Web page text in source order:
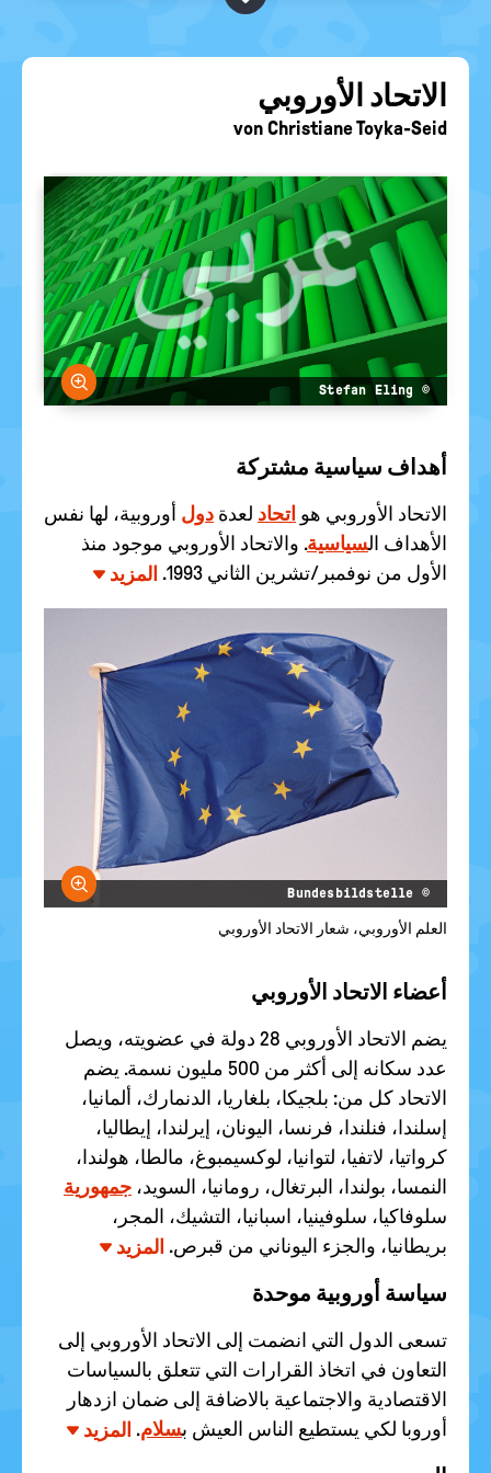
politische
EURE AKTUELLEN FRAGEN...
الاتحاد الأوروبي
von Christiane Toyka-Seid
© Stefan Eling
أهداف سياسية مشتركة
الاتحاد الأوروبي هو اتحاد لعدة دول أوروبية، لها نفس
الأهداف السياسية. والاتحاد الأوروبي موجود منذ
الأول من نوفمبر/تشرين الثاني 1993.
المزيد
© Bundesbildstelle
العلم الأوروبي، شعار الاتحاد الأوروبي
أعضاء الاتحاد الأوروبي
يضم الاتحاد الأوروبي 28 دولة في عضويته، ويصل
عدد سكانه إلى أكثر من 500 مليون نسمة. يضم
الاتحاد كل من: بلجيكا، بلغاريا، الدنمارك، ألمانيا،
إسلندا، فنلندا، فرنسا، اليونان، إيرلندا، إيطاليا،
كرواتيا، لاتفيا، لتوانيا، لوكسيمبوغ، مالطا، هولندا،
النمسا، بولندا، البرتغال، رومانيا، السويد، جمهورية
سلوفاكيا، سلوفينيا، اسبانيا، التشيك، المجر،
بريطانيا، والجزء اليوناني من قبرص. المزيد
سياسة أوروبية موحدة
تسعى الدول التي انضمت إلى الاتحاد الأوروبي إلى
التعاون في اتخاذ القرارات التي تتعلق بالسياسات
الاقتصادية والاجتماعية بالاضافة إلى ضمان ازدهار
أوروبا لكي يستطيع الناس العيش بسلام. المزيد